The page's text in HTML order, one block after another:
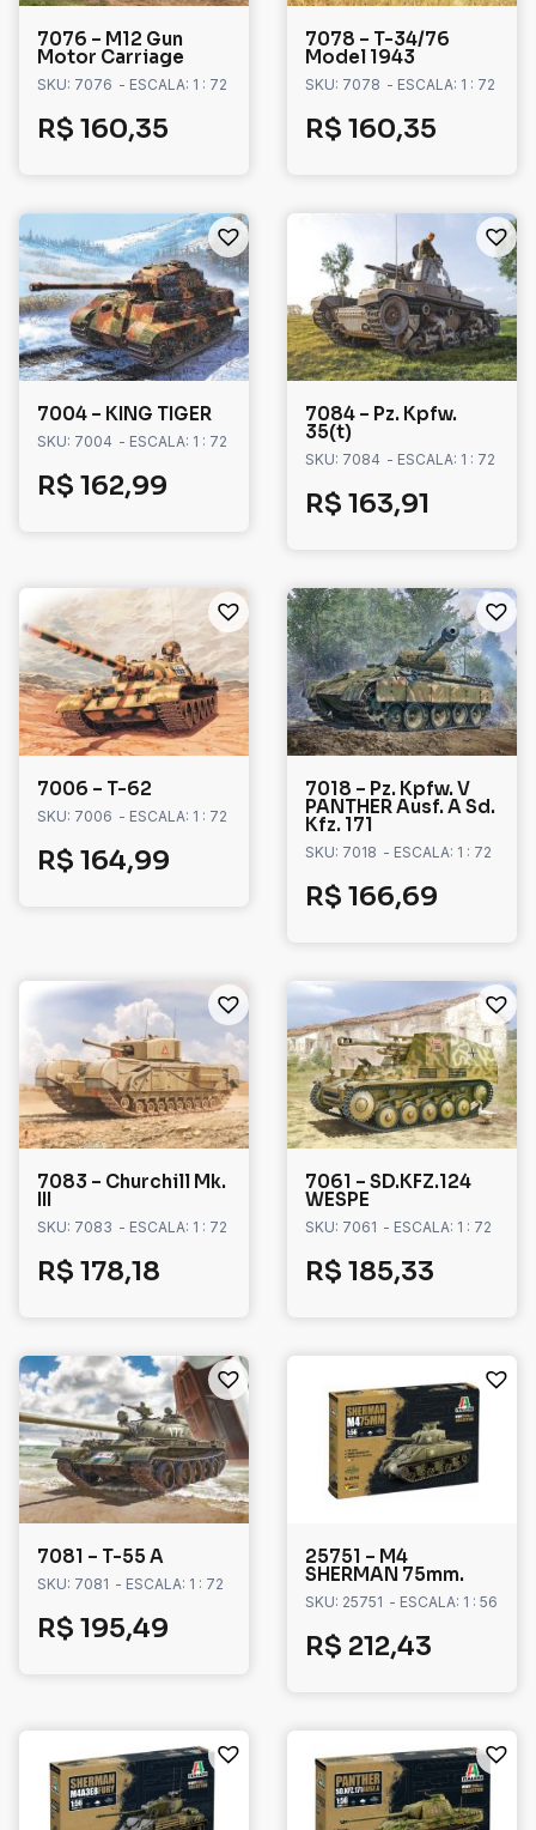
7076 – M12 Gun
Motor Carriage
SKU: 7076 - ESCALA: 1 : 72
R$ 160,35
7078 – T-34/76
Model 1943
SKU: 7078 - ESCALA: 1 : 72
R$ 160,35
7004 – KING TIGER
SKU: 7004 - ESCALA: 1 : 72
R$ 162,99
7084 – Pz. Kpfw.
35(t)
SKU: 7084 - ESCALA: 1 : 72
R$ 163,91
7006 – T-62
SKU: 7006 - ESCALA: 1 : 72
R$ 164,99
7018 – Pz. Kpfw. V
PANTHER Ausf. A Sd.
Kfz. 171
SKU: 7018 - ESCALA: 1 : 72
R$ 166,69
7083 – Churchill Mk.
SKU: 7083 - ESCALA: 1 : 72
R$ 178,18
7061 – SD.KFZ.124
WESPE
SKU: 7061 - ESCALA: 1 : 72
R$ 185,33
7081 – T-55 A
SKU: 7081 - ESCALA: 1 : 72
R$ 195,49
25751 – M4
SHERMAN 75mm.
SKU: 25751 - ESCALA: 1 : 56
R$ 212,43